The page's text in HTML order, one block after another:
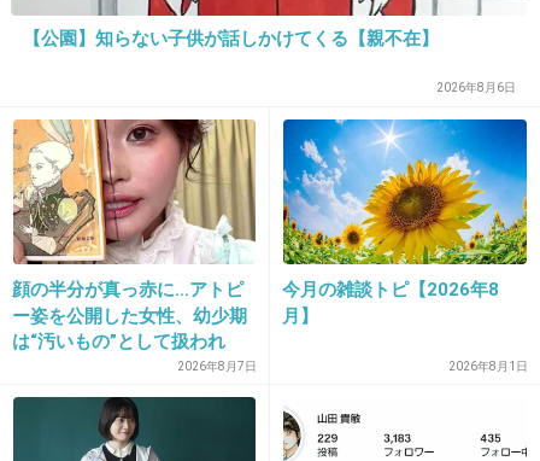
2013/01/21(月) 10:50:14
国営放送で不倫ドラマとか終わってるｗｗｗ
+11
29. 匿名2013/01/21(月) 10:50:33
ワカメちゃんの頃がギリギリだった。今は老け過ぎ。
2013/01/21(月) 10:50:43
【公園】知らない子供が話しかけてくる【親不在】
2026年8月6日
顔の半分が真っ赤に…アトピ
ー姿を公開した女性、幼少期
は“汚いもの”として扱われ
「人に触れる行為に罪悪感を
持っていた」
2026年8月7日
今月の雑談トピ【2026年8
月】
2026年8月1日